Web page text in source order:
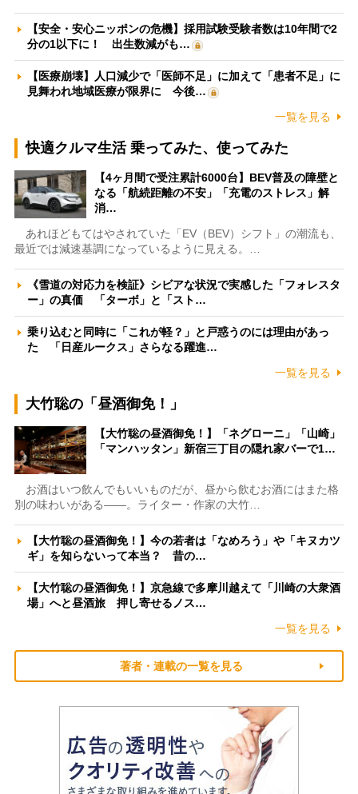
【安全・安心ニッポンの危機】採用試験受験者数は10年間で2
分の1以下に！ 出生数減がも…
【医療崩壊】人口減少で「医師不足」に加えて「患者不足」に
見舞われ地域医療が限界に 今後…
一覧を見る
快適クルマ生活 乗ってみた、使ってみた
【4ヶ月間で受注累計6000台】BEV普及の障壁と
なる「航続距離の不安」「充電のストレス」解
消…
あれほどもてはやされていた「EV（BEV）シフト」の潮流も、
最近では減速基調になっているように見える。…
《雪道の対応力を検証》シビアな状況で実感した「フォレスタ
ー」の真価 「ターボ」と「スト…
乗り込むと同時に「これが軽？」と戸惑うのには理由があっ
た 「日産ルークス」さらなる躍進…
一覧を見る
大竹聡の「昼酒御免！」
【大竹聡の昼酒御免！】「ネグローニ」「山崎」
「マンハッタン」新宿三丁目の隠れ家バーで1…
お酒はいつ飲んでもいいものだが、昼から飲むお酒にはまた格
別の味わいがある――。ライター・作家の大竹…
【大竹聡の昼酒御免！】今の若者は「なめろう」や「キヌカツ
ギ」を知らないって本当？ 昔の…
【大竹聡の昼酒御免！】京急線で多摩川越えて「川崎の大衆酒
場」へと昼酒旅 押し寄せるノス…
一覧を見る
著者・連載の一覧を見る